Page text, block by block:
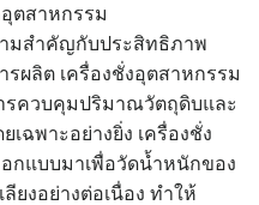
ตสาหกรรม
มสำคัญกับประสิทธิภาพ
ผลิต เครื่องชั่งอุตสาหกรรม
ควบคุมปริมาณวัตถุดิบและ
ฉพาะอย่างยิ่ง เครื่องชั่ง
กแบบมาเพื่อวัดน้ำหนักของ
ยงอย่างต่อเนื่อง ทำให้